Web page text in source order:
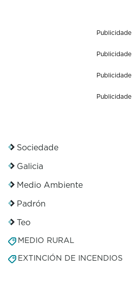
Publicidade
Publicidade
Publicidade
Publicidade
Sociedade
Galicia
Medio Ambiente
Padrón
Teo
MEDIO RURAL
EXTINCIÓN DE INCENDIOS